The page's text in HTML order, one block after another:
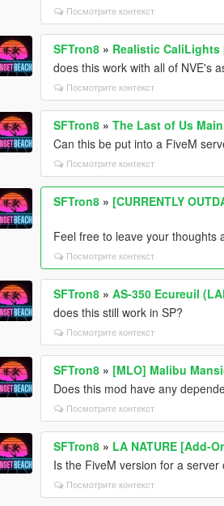
Посмотрите контекст
SFTron8 » Realistic CaliLights
does this work with all of NVE's
Посмотрите контекст
SFTron8 »The Last of Us
Can this be put into a FiveM
Посмотрите контекст
SFTron8 » [CURRENTLY
Feel free to leave your thoughts
Посмотрите контекст
SFTron8 »AS-350 Ecureuil
does this still work in SP?
Посмотрите контекст
SFTron8 » [MLO] Malibu
Does this mod have any
Посмотрите контекст
SFTron8 » LA NATURE [Add-
Is the FiveM version for a
Посмотрите контекст